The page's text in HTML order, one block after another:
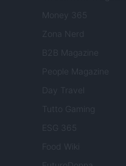
Money 365
Zona Nerd
B2B Magazine
People Magazine
Day Travel
Tutto Gaming
ESG 365
Food Wiki